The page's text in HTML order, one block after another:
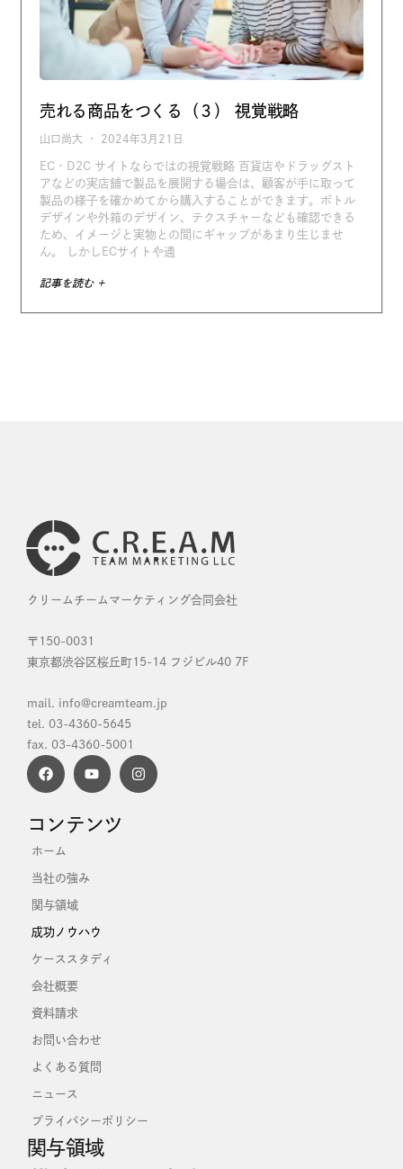
売れる商品をつくる（３） 視覚戦略
山口尚大 2024年3月21日
EC・D2C サイトならではの視覚戦略 百貨店やドラッグスト
アなどの実店舗で製品を展開する場合は、顧客が手に取って
製品の様子を確かめてから購入することができます。ボトル
デザインや外箱のデザイン、テクスチャーなども確認できる
ため、イメージと実物との間にギャップがあまり生じませ
ん。 しかしECサイトや通
記事を読む +
効率的なシステムを構築する（１）ECシステ
ム・ ロジスティクス
山口尚大 2024年3月28日
EC システム選びが成功の鍵を握っている ECサイトにおい
て、どのECカートシステムを選ぶかは、購買率やリピート率
に大きく影響するため非常に重要です。ECカートシステムに
ントは、「UI・UXの自由度の高さ」「マーケティング施策の
豊富さ」「データ計
記事を読む +
業界でマーケティングが果たす役割
する仕組み」だと言えます。一度商品を買っていただいたあ
とにも、顧客と積極的にコミュニケーションを取ることで、
関係性を強固に維持し、リピートをつくり出していくので